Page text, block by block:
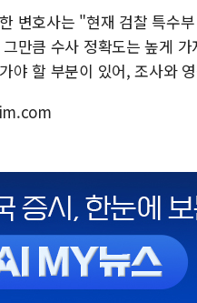
변호사는 "현재 검찰 특수
만큼 수사 정확도는 높게
야 할 부분이 있어, 조사와